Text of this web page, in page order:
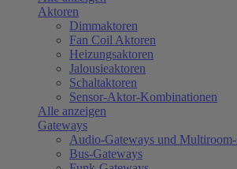
Aktoren
Dimmaktoren
Fan Coil Aktoren
Heizungsaktoren
Jalousieaktoren
Schaltaktoren
Sensor-Aktor-Kombinationen
Alle anzeigen
Gateways
Audio-Gateways und
Bus-Gateways